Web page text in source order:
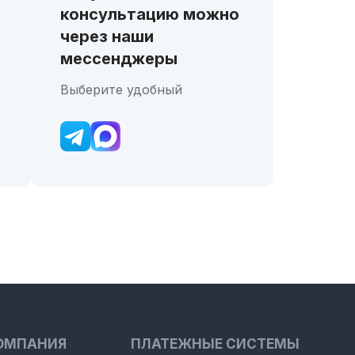
консультацию можно
через наши
мессенджеры
Выберите удобный
ПЛАТЕЖНЫЕ СИСТЕМЫ